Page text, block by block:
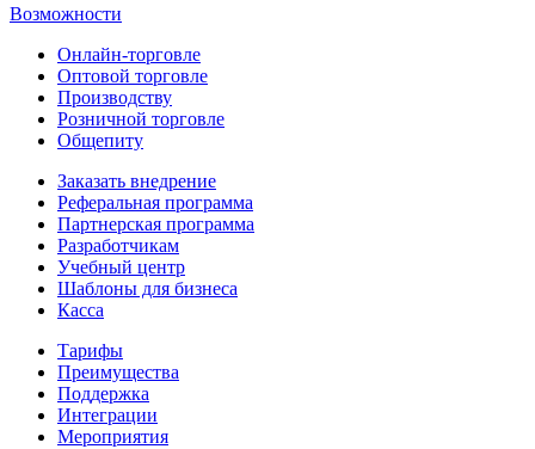
Возможности
Онлайн-торговле
Оптовой торговле
Производству
Розничной торговле
Общепиту
Заказать внедрение
Реферальная программа
Партнерская программа
Разработчикам
Учебный центр
Шаблоны для бизнеса
Касса
Тарифы
Преимущества
Поддержка
Интеграции
Мероприятия